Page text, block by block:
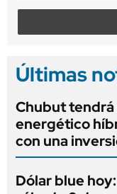
Últimas
Chubut
energético
con una
Dólar blue